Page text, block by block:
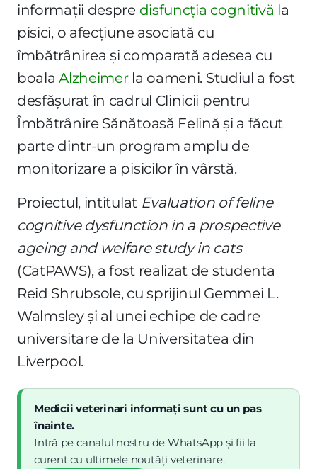
informații despre disfuncția cognitivă la
pisici, o afecțiune asociată cu
îmbătrânirea și comparată adesea cu
boalaAlzheimerla oameni. Studiul a fost
desfășurat în cadrul Clinicii pentru
Îmbătrânire Sănătoasă Felină și a făcut
parte dintr-un program amplu de
monitorizare a pisicilor în vârstă.
Proiectul, intitulat Evaluation of feline
cognitive dysfunction in a prospective
ageing and welfare study in cats
(CatPAWS), a fost realizat de studenta
Reid Shrubsole, cu sprijinul Gemmei L.
Walmsley și al unei echipe de cadre
universitare de la Universitatea din
Liverpool.
Medicii veterinari informați sunt cu un pas
înainte.
Intră pe canalul nostru de WhatsApp și fii la
curent cu ultimele noutăți veterinare.